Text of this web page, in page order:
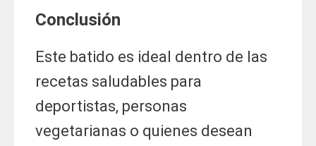
Conclusión
Este batido es ideal dentro de las
recetas saludables para
deportistas, personas
vegetarianas o quienes desean